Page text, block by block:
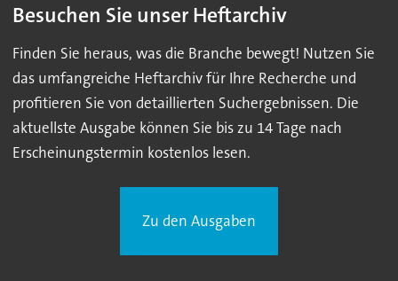
Besuchen Sie unser Heftarchiv
Finden Sie heraus, was die Branche bewegt! Nutzen Sie
das umfangreiche Heftarchiv für Ihre Recherche und
profitieren Sie von detaillierten Suchergebnissen. Die
aktuellste Ausgabe können Sie bis zu 14 Tage nach
Erscheinungstermin kostenlos lesen.
Zu den Ausgaben